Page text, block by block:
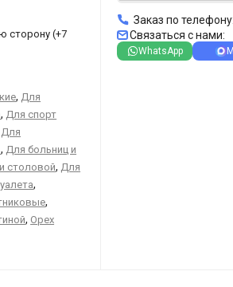
сторону (+7
, Для
, Для спорт
Для
, Для больниц и
столовой, Для
,
,
, Орех
Заказ по телефону:
Связаться с нами:
WhatsApp